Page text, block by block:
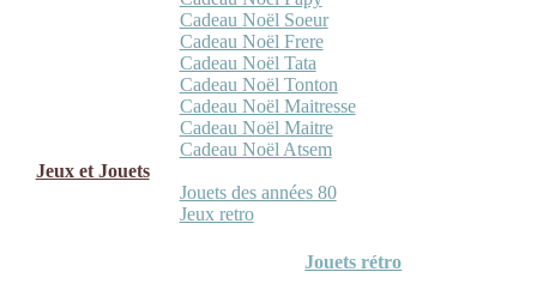
Cadeau Noël Soeur
Cadeau Noël Frere
Cadeau Noël Tata
Cadeau Noël Tonton
Cadeau Noël Maitresse
Cadeau Noël Maitre
Cadeau Noël Atsem
Jeux et Jouets
Jouets des années 80
Jeux retro
Jouets rétro